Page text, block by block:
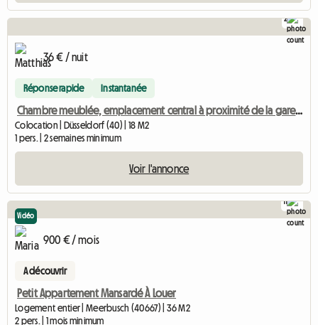
2
36 € / nuit
Réponse rapide Instantanée
Chambre meublée, emplacement central à proximité de la gare principale
Colocation | Düsseldorf (40) | 18 M2
1 pers. | 2 semaines minimum
Voir l'annonce
11
Vidéo
900 € / mois
A découvrir
Petit Appartement Mansardé À Louer
Logement entier | Meerbusch (40667) | 36 M2
2 pers. | 1 mois minimum